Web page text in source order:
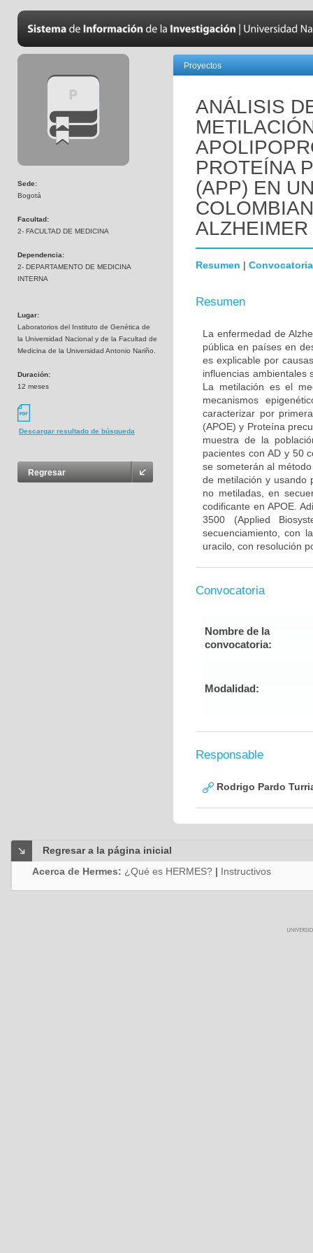
Sede:
Bogotá
Facultad:
2- FACULTAD DE MEDICINA
Dependencia:
2- DEPARTAMENTO DE MEDICINA
INTERNA
Lugar:
Laboratorios del Instituto de Genética de
la Universidad Nacional y de la Facultad de
Medicina de la Universidad Antonio Nariño.
Duración:
12 meses
Descargar resultado de búsqueda
Regresar
Proyectos
ANÁLISIS
PROTEÍNA
(APP) EN
ALZHEIMER
Resumen | Convocatoria
Resumen
La enfermedad de
pública en países en
es explicable por
influencias ambientales
La metilación es el
mecanismos
caracterizar por
(APOE) y Proteína
muestra de la
pacientes con AD y 50
se someterán al
de metilación y usando
no metiladas, en
codificante en APOE.
3500 (Applied
secuenciamiento, con
uracilo, con resolución
Convocatoria
Nombre de la
convocatoria:
Modalidad:
Responsable
Rodrigo Pardo
Regresar a la página inicial
Acerca de Hermes: ¿Qué es HERMES? | Instructivos